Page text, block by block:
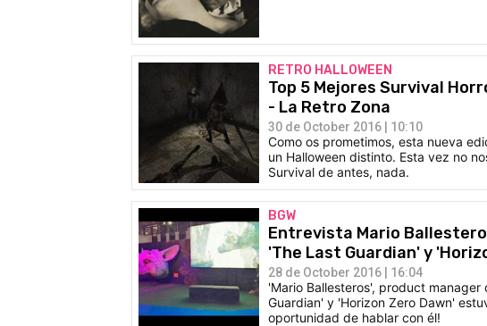
RETRO HALLOWEEN
Top 5 Mejores Survival
- La Retro Zona
30 de October 2016 | 10:10
Como os prometimos, esta nueva
un Halloween distinto. Esta vez no
Survival de antes, nada.
BGW
Entrevista Mario
'The Last Guardian' y
28 de October 2016 | 16:04
'Mario Ballesteros', product
Guardian' y 'Horizon Zero Dawn'
oportunidad de hablar con él!